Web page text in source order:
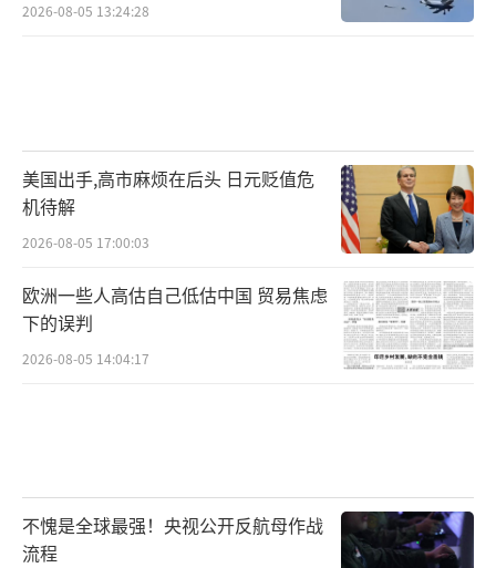
2026-08-05 13:24:28
美国出手,高市麻烦在后头 日元贬值危
机待解
2026-08-05 17:00:03
欧洲一些人高估自己低估中国 贸易焦虑
下的误判
2026-08-05 14:04:17
不愧是全球最强！央视公开反航母作战
流程